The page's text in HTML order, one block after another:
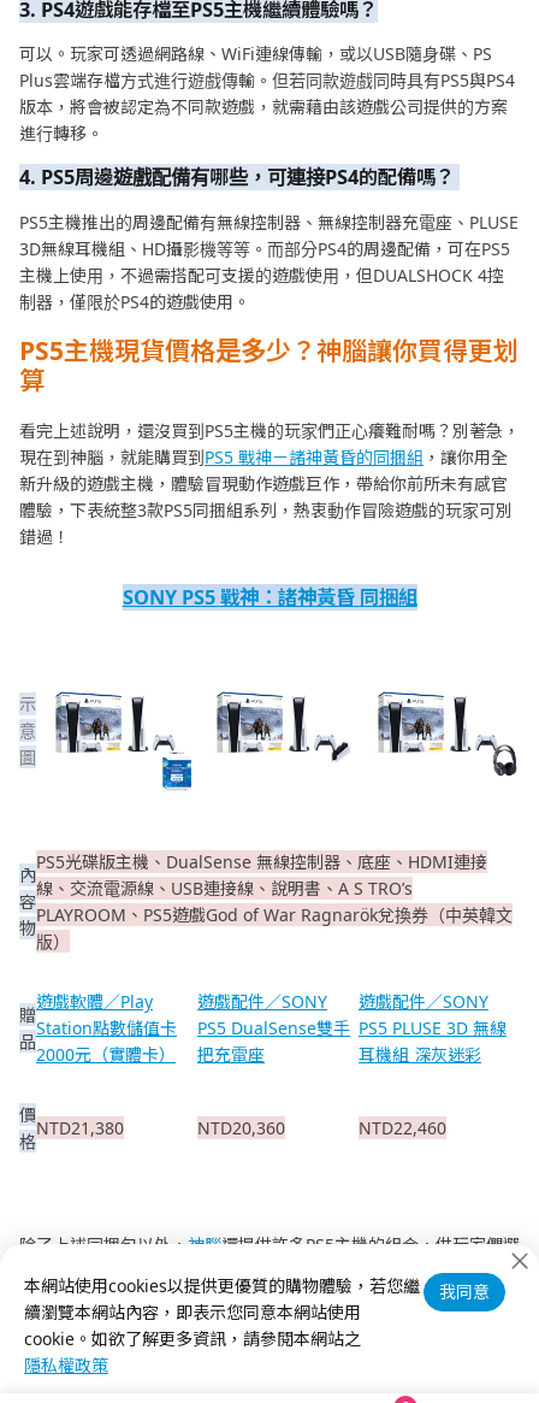
3. PS4遊戲能存檔至PS5主機繼續體驗嗎？
可以。玩家可透過網路線、WiFi連線傳輸，或以USB隨身碟、PS
Plus雲端存檔方式進行遊戲傳輸。但若同款遊戲同時具有PS5與PS4
版本，將會被認定為不同款遊戲，就需藉由該遊戲公司提供的方案
進行轉移。
4. PS5周邊遊戲配備有哪些，可連接PS4的配備嗎？
PS5主機推出的周邊配備有無線控制器、無線控制器充電座、PLUSE
3D無線耳機組、HD攝影機等等。而部分PS4的周邊配備，可在PS5
主機上使用，不過需搭配可支援的遊戲使用，但DUALSHOCK 4控
制器，僅限於PS4的遊戲使用。
PS5主機現貨價格是多少？神腦讓你買得更划
算
看完上述說明，還沒買到PS5主機的玩家們正心癢難耐嗎？別著急，
現在到神腦，就能購買到PS5 戰神－諸神黃昏的同捆組 ，讓你用全
新升級的遊戲主機，體驗冒現動作遊戲巨作，帶給你前所未有感官
體驗，下表統整3款PS5同捆組系列，熱衷動作冒險遊戲的玩家可別
錯過！
SONY PS5戰神：諸神黃昏 同捆組
示
意
圖
內
容
物
PS5光碟版主機、DualSense 無線控制器、底座、HDMI連接
線、交流電源線、USB連接線、說明書、A S TRO’s
PLAYROOM、PS5遊戲God of War Ragnarök兌換券（中英韓文
版）
贈
品
遊戲軟體／Play
Station點數儲值卡
2000元（實體卡）
遊戲配件／SONY
PS5 DualSense雙手
把充電座
遊戲配件／SONY
PS5 PLUSE 3D 無線
耳機組 深灰迷彩
價
格
NTD21,380 NTD20,360 NTD22,460
除了上述同捆包以外， 神腦還提供許多PS5主機的組合，供玩家們選
本網站使用cookies以提供更優質的購物體驗，若您繼
續瀏覽本網站內容，即表示您同意本網站使用
cookie。如欲了解更多資訊，請參閱本網站之
隱私權政策
我同意